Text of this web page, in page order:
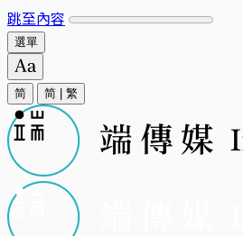
跳至內容
選單
简 简 繁